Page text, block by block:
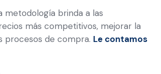
metodología brinda a las
más competitivos, mejorar la
procesos de compra. Le contamos